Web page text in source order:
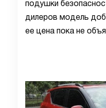
подушки
дилеров модель
ее цена пока не